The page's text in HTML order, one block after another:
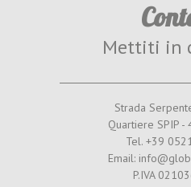
Mettiti in
Strada
Quartiere SPIP -
Tel. +39
Email:
P.IVA